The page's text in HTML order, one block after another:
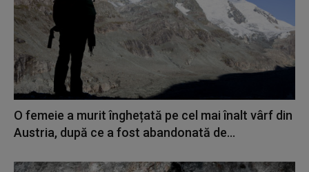
O femeie a murit înghețată pe cel mai înalt vârf din
Austria, după ce a fost abandonată de...